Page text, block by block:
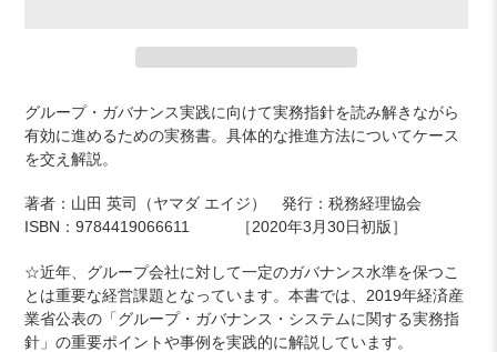
ー
ト
に
商
品
追
加
す
る
グループ・ガバナンス実践に向けて実務指針を読み解きながら
有効に進めるための実務書。具体的な推進方法についてケース
を交え解説。
著者：山田 英司（ヤマダ エイジ） 発行：税務経理協会
ISBN：9784419066611 ［2020年3月30日初版］
☆近年、グループ会社に対して一定のガバナンス水準を保つこ
とは重要な経営課題となっています。本書では、2019年経済産
業省公表の「グループ・ガバナンス・システムに関する実務指
針」の重要ポイントや事例を実践的に解説しています。